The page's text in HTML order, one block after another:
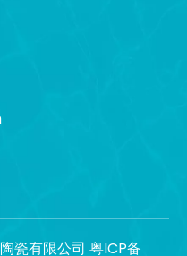
瓷有限公司 粤ICP备